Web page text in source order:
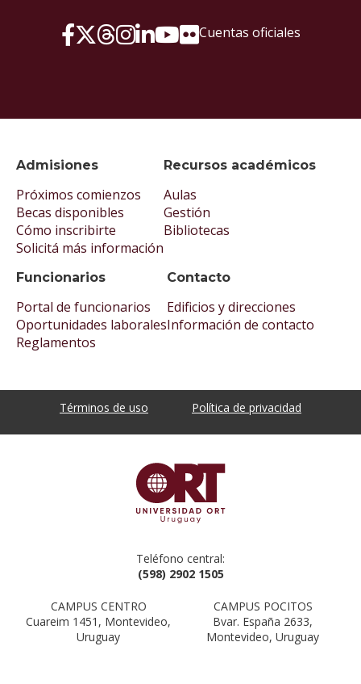
Admisiones
Próximos comienzos
Becas disponibles
Cómo inscribirte
Solicitá más información
Recursos académicos
Aulas
Gestión
Bibliotecas
Funcionarios
Portal de funcionarios
Oportunidades laborales
Reglamentos
Contacto
Edificios y direcciones
Información de contacto
Cuentas oficiales
Términos de uso Política de privacidad
Teléfono central:
(598) 2902 1505
CAMPUS CENTRO
Cuareim 1451, Montevideo,
Uruguay
CAMPUS POCITOS
Bvar. España 2633,
Montevideo, Uruguay